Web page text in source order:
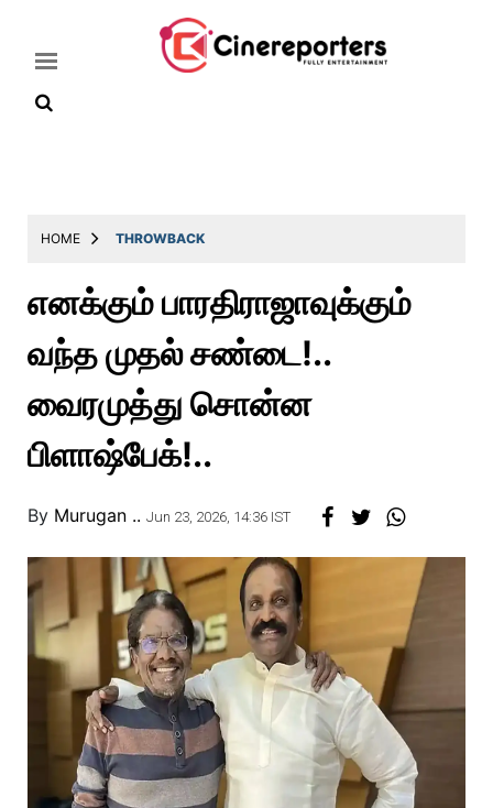
Latest
Throwback
Television
Story
HOME THROWBACK
எனக்கும் பாரதிராஜாவுக்கும்
வந்த முதல் சண்டை!..
வைரமுத்து சொன்ன
பிளாஷ்பேக்!..
By Murugan .. Jun 23, 2026, 14:36 IST